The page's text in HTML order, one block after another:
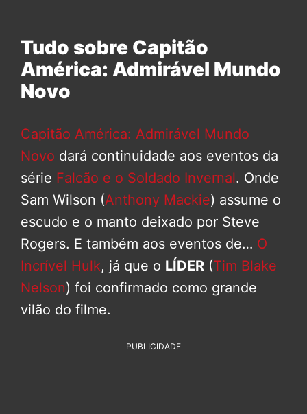
Tudo sobre Capitão
América: Admirável Mundo
Novo
Capitão América: Admirável Mundo
Novo dará continuidade aos eventos da
série Falcão e o Soldado Invernal. Onde
Sam Wilson (Anthony Mackie) assume o
escudo e o manto deixado por Steve
Rogers. E também aos eventos de… O
Incrível Hulk, já que o LÍDER (Tim Blake
Nelson) foi confirmado como grande
vilão do filme.
PUBLICIDADE